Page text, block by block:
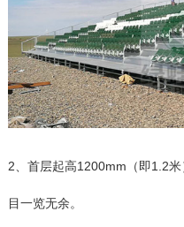
2、首层起高1200mm（即1.2
目一览无余。